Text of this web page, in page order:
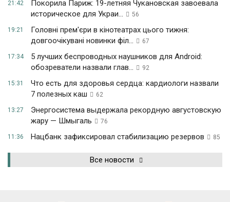
21:42
Покорила Париж: 19-летняя Чукановская завоевала
историческое для Украи...
56
19:21
Головні прем'єри в кінотеатрах цього тижня:
довгоочікувані новинки філ...
67
17:34
5 лучших беспроводных наушников для Android:
обозреватели назвали глав...
92
15:31
Что есть для здоровья сердца: кардиологи назвали
7 полезных каш
62
13:27
Энергосистема выдержала рекордную августовскую
жару — Шмыгаль
76
11:36 Нацбанк зафиксировал стабилизацию резервов 85
Все новости